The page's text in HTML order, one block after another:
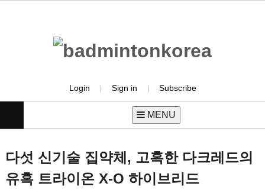
Login | Sign in | Subscribe
MENU
product
다섯 신기술 집약체, 고혹한 다크레드의
유혹 트라이온 X-O 하이브리드